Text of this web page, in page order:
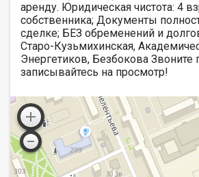
аренду. Юридическая чистота: 4
собственника; Документы
сделке; БЕЗ обременений и
Старо-Кузьмихинская,
Энергетиков, Безбокова Звоните
записывайтесь на просмотр!